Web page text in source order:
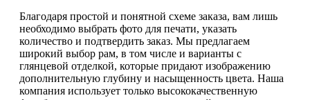
Благодаря простой и понятной схеме заказа, вам лишь
необходимо выбрать фото для печати, указать
количество и подтвердить заказ. Мы предлагаем
широкий выбор рам, в том числе и варианты с
глянцевой отделкой, которые придают изображению
дополнительную глубину и насыщенность цвета. Наша
компания использует только высококачественную